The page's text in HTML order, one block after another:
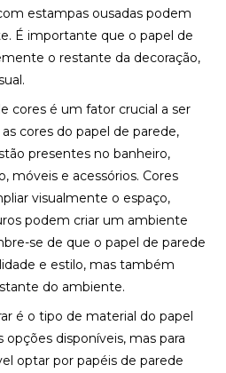
estampas ousadas podem
É importante que o papel de
o restante da decoração,
cores é um fator crucial a ser
cores do papel de parede,
presentes no banheiro,
móveis e acessórios. Cores
visualmente o espaço,
podem criar um ambiente
se de que o papel de parede
e estilo, mas também
do ambiente.
é o tipo de material do papel
opções disponíveis, mas para
optar por papéis de parede